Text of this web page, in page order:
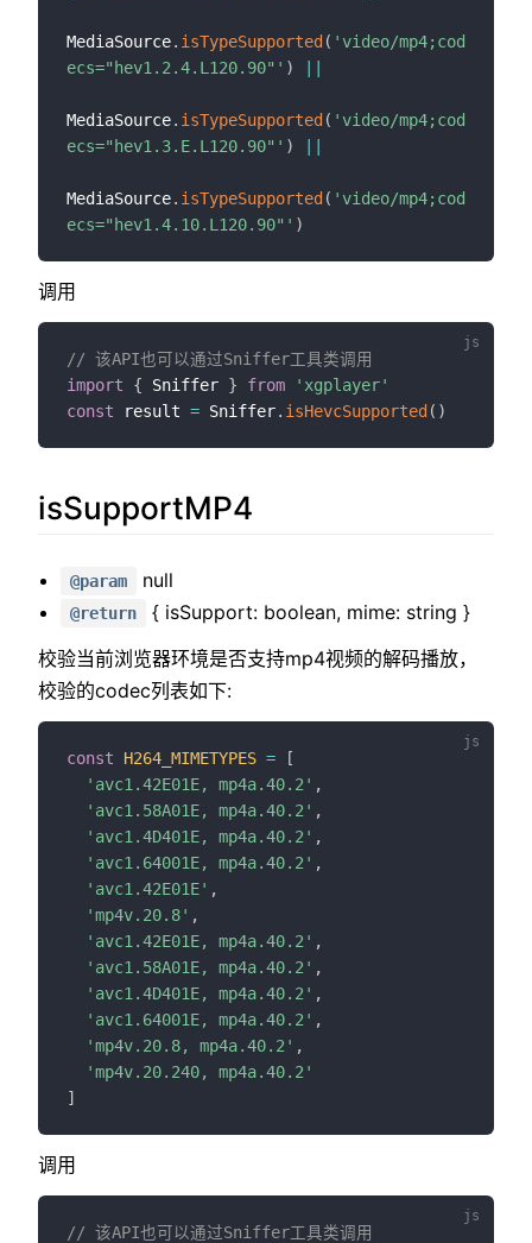
MediaSource. isTypeSupported ( 'video/mp4;cod
ecs="hev1.2.4.L120.90"' )
MediaSource. isTypeSupported ( 'video/mp4;cod
ecs="hev1.3.E.L120.90"' )
MediaSource. isTypeSupported ( 'video/mp4;cod
ecs="hev1.4.10.L120.90"' )
调用
// 该API也可以通过Sniffer工具类调用
import
{ Sniffer } from
'xgplayer'
const result = Sniffer. isHevcSupported ( )
isSupportMP4
@param null
@return
{ isSupport: boolean, mime: string }
校验当前浏览器环境是否支持mp4视频的解码播放，
校验的codec列表如下:
const H264_MIMETYPES =
[
'avc1.42E01E, mp4a.40.2' ,
'avc1.58A01E, mp4a.40.2' ,
'avc1.4D401E, mp4a.40.2' ,
'avc1.64001E, mp4a.40.2' ,
'avc1.42E01E' ,
'mp4v.20.8' ,
'avc1.42E01E, mp4a.40.2' ,
'avc1.58A01E, mp4a.40.2' ,
'avc1.4D401E, mp4a.40.2' ,
'avc1.64001E, mp4a.40.2' ,
'mp4v.20.8, mp4a.40.2' ,
'mp4v.20.240, mp4a.40.2'
]
调用
// 该API也可以通过Sniffer工具类调用